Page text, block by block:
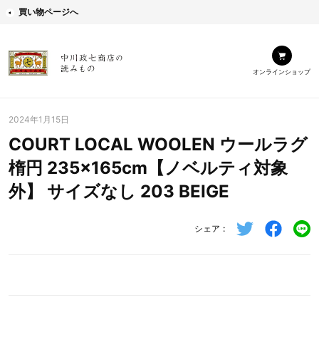
買い物ページへ
オンラインショップ
2024年1月15日
COURT LOCAL WOOLEN ウールラグ
楕円 235×165cm【ノベルティ対象
外】 サイズなし 203 BEIGE
シェア